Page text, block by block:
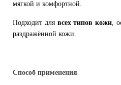
мягкой и комфортной.
Подходит для всех типов кожи,
раздражённой кожи.
Способ применения